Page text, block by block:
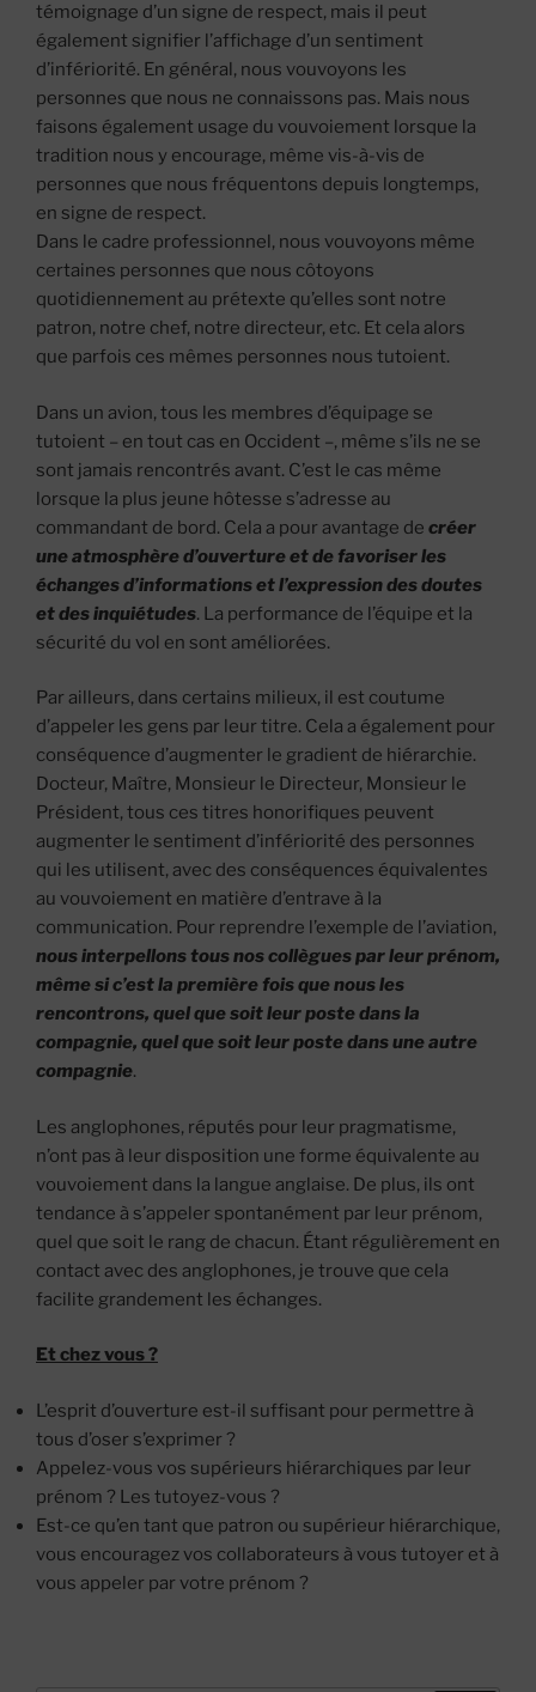
témoignage d’un signe de respect, mais il peut
également signifier l’affichage d’un sentiment
d’infériorité. En général, nous vouvoyons les
personnes que nous ne connaissons pas. Mais nous
faisons également usage du vouvoiement lorsque la
tradition nous y encourage, même vis-à-vis de
personnes que nous fréquentons depuis longtemps,
en signe de respect.
Dans le cadre professionnel, nous vouvoyons même
certaines personnes que nous côtoyons
quotidiennement au prétexte qu’elles sont notre
patron, notre chef, notre directeur, etc. Et cela alors
que parfois ces mêmes personnes nous tutoient.
Dans un avion, tous les membres d’équipage se
tutoient – en tout cas en Occident –, même s’ils ne se
sont jamais rencontrés avant. C’est le cas même
lorsque la plus jeune hôtesse s’adresse au
commandant de bord. Cela a pour avantage de créer
une atmosphère d’ouverture et de favoriser les
échanges d’informations et l’expression des doutes
et des inquiétudes. La performance de l’équipe et la
sécurité du vol en sont améliorées.
Par ailleurs, dans certains milieux, il est coutume
d’appeler les gens par leur titre. Cela a également pour
conséquence d’augmenter le gradient de hiérarchie.
Docteur, Maître, Monsieur le Directeur, Monsieur le
Président, tous ces titres honorifiques peuvent
augmenter le sentiment d’infériorité des personnes
qui les utilisent, avec des conséquences équivalentes
au vouvoiement en matière d’entrave à la
communication. Pour reprendre l’exemple de l’aviation,
nous interpellons tous nos collègues par leur prénom,
même si c’est la première fois que nous les
rencontrons, quel que soit leur poste dans la
compagnie, quel que soit leur poste dans une autre
compagnie.
Les anglophones, réputés pour leur pragmatisme,
n’ont pas à leur disposition une forme équivalente au
vouvoiement dans la langue anglaise. De plus, ils ont
tendance à s’appeler spontanément par leur prénom,
quel que soit le rang de chacun. Étant régulièrement en
contact avec des anglophones, je trouve que cela
facilite grandement les échanges.
Et chez vous ?
L’esprit d’ouverture est-il suffisant pour permettre à
tous d’oser s’exprimer ?
Appelez-vous vos supérieurs hiérarchiques par leur
prénom ? Les tutoyez-vous ?
Est-ce qu’en tant que patron ou supérieur hiérarchique,
vous encouragez vos collaborateurs à vous tutoyer et à
vous appeler par votre prénom ?